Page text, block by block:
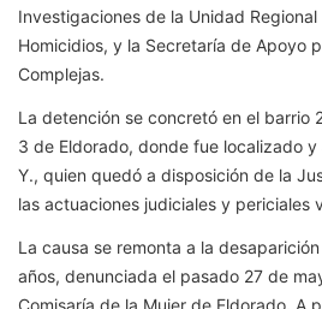
Investigaciones de la Unidad
Homicidios, y la Secretaría de Apoyo
Complejas.
La detención se concretó en el barrio
3 de Eldorado, donde fue localizado
Y., quien quedó a disposición de la
las actuaciones judiciales y periciales
La causa se remonta a la
años, denunciada el pasado 27 de